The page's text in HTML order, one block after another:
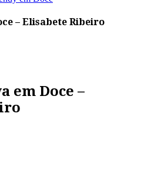
– Elisabete Ribeiro
em Doce –